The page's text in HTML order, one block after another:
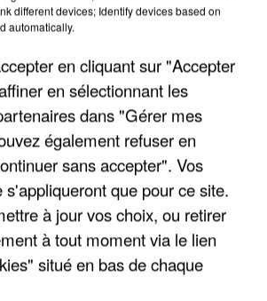
CES CANICULES, LES REFUGES
SONT...
different devices; Identify devices based on
automatically.
en cliquant sur "Accepter
en sélectionnant les
dans "Gérer mes
également refuser en
sans accepter". Vos
s'appliqueront que pour ce site.
à jour vos choix, ou retirer
à tout moment via le lien
situé en bas de chaque